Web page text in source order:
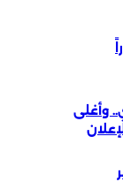
وأغلى